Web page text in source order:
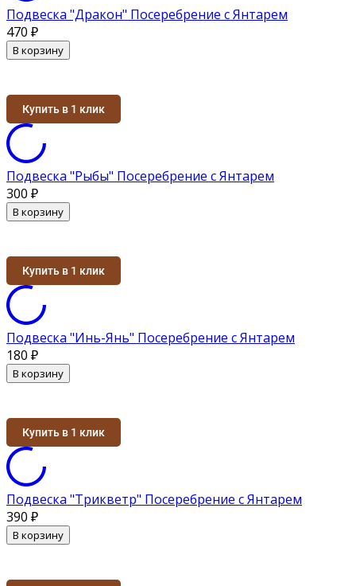
Подвеска "Дракон" Посеребрение с Янтарем
470 ₽
В корзину
Купить в 1 клик
Подвеска "Рыбы" Посеребрение с Янтарем
300 ₽
В корзину
Купить в 1 клик
Подвеска "Инь-Янь" Посеребрение с Янтарем
180 ₽
В корзину
Купить в 1 клик
Подвеска "Трикветр" Посеребрение с Янтарем
390 ₽
В корзину